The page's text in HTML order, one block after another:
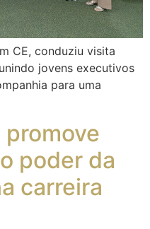
CE, conduziu visita
jovens executivos
para uma
promove
poder da
carreira